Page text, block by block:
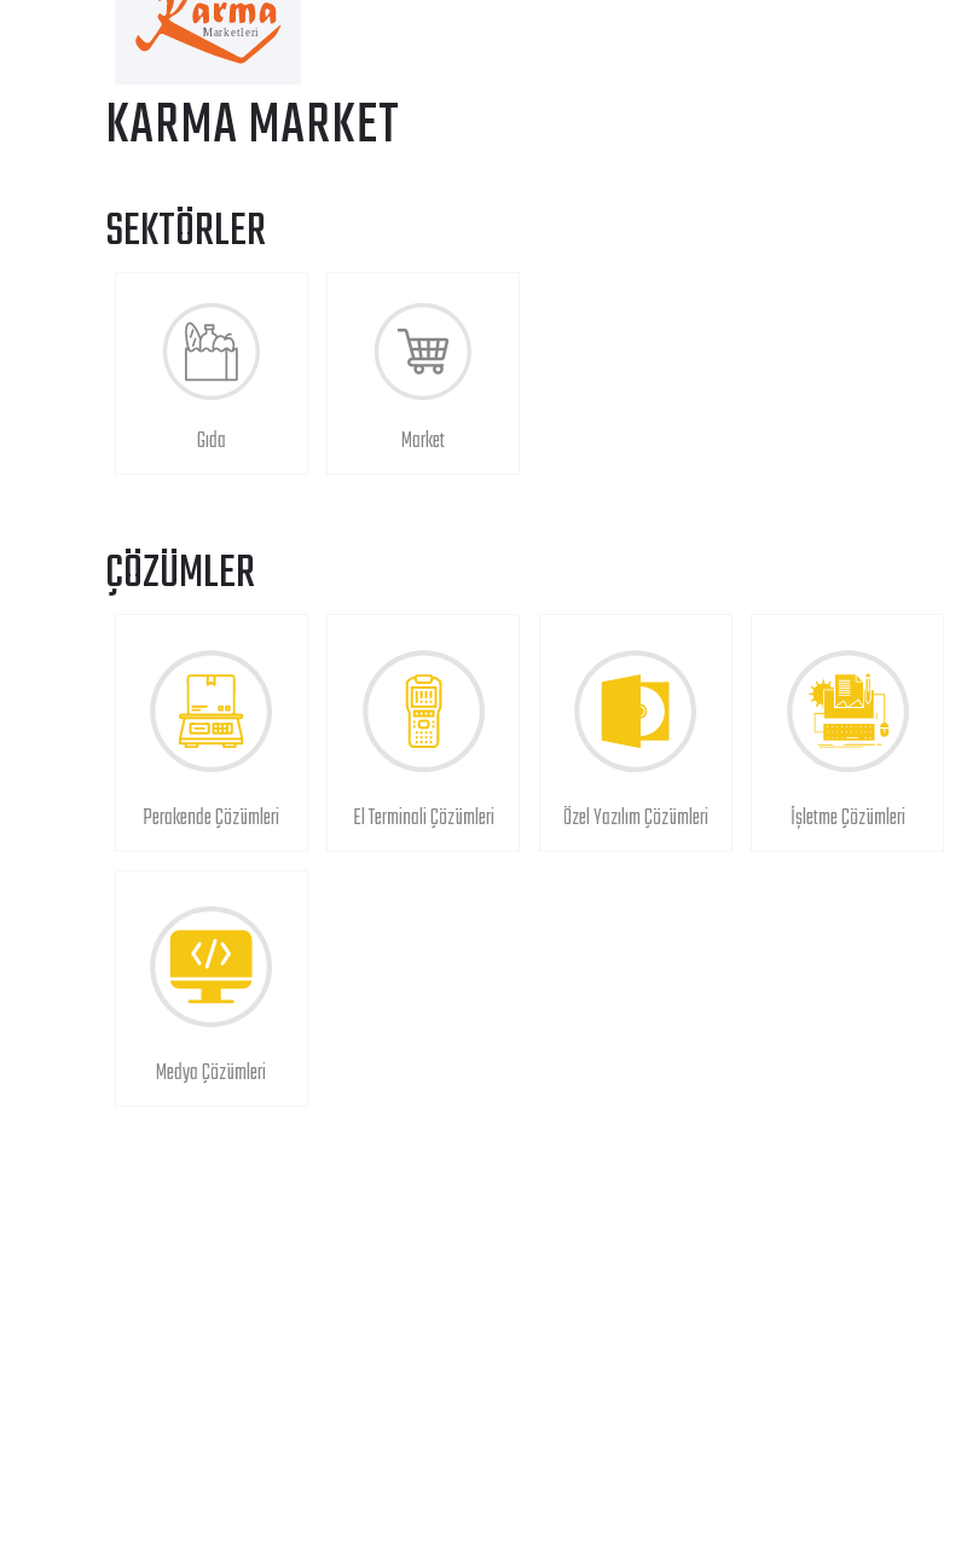
KARMA MARKET
SEKTÖRLER
Gıda Market
ÇÖZÜMLER
Perakende Çözümleri El Terminali Çözümleri Özel Yazılım Çözümleri İşletme Çözümleri
Medya Çözümleri